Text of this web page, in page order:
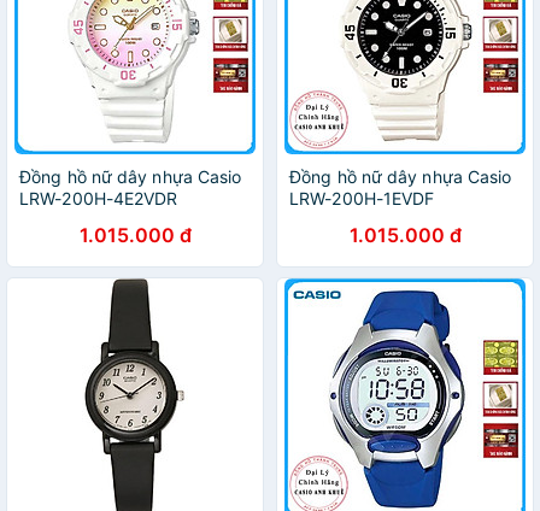
Đồng hồ nữ dây nhựa Casio
LRW-200H-4E2VDR
1.015.000 đ
Đồng hồ nữ dây nhựa Casio
LRW-200H-1EVDF
1.015.000 đ